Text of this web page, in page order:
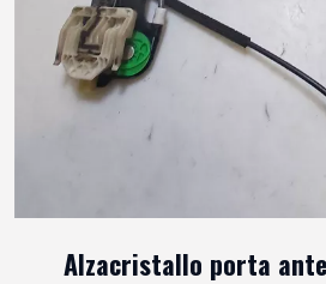
Alzacristallo porta